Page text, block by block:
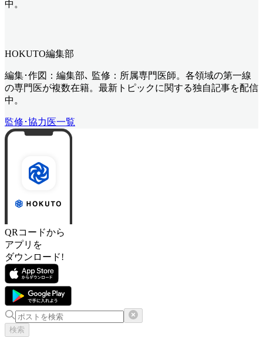
中。
HOKUTO編集部
編集･作図：編集部､ 監修：所属専門医師。各領域の第一線
の専門医が複数在籍。最新トピックに関する独自記事を配信
中。
監修･協力医一覧
QRコードから
アプリを
ダウンロード!
検索